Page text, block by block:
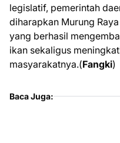
legislatif, pemerintah
diharapkan Murung
yang berhasil
ikan sekaligus
masyarakatnya.(Fangki)
Baca Juga: